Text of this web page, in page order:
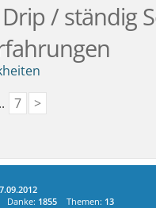
/ ständig
7 >
Danke: 1855 Themen: 13